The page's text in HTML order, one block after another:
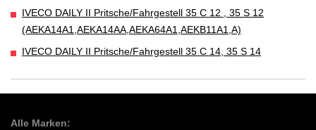
IVECO DAILY II Pritsche/Fahrgestell 35 C 12 , 35 S 12
(AEKA14A1,AEKA14AA,AEKA64A1,AEKB11A1,A)
IVECO DAILY II Pritsche/Fahrgestell 35 C 14, 35 S 14
Alle Marken: